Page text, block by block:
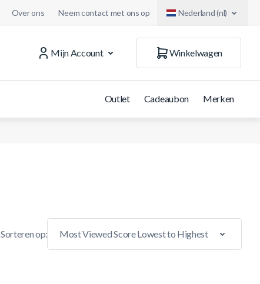
Over ons Neem contact met ons op Nederland (nl)
Mijn Account
Winkelwagen
Outlet Cadeaubon Merken
Sorteren op: